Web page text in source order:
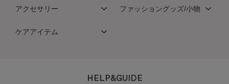
アクセサリー ファッショングッズ/小物
ケアアイテム
HELP&GUIDE